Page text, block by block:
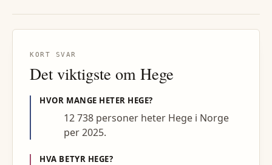
KORT SVAR
Det viktigste om Hege
HVOR MANGE HETER HEGE?
12 738 personer heter Hege i Norge
per 2025.
HVA BETYR HEGE?